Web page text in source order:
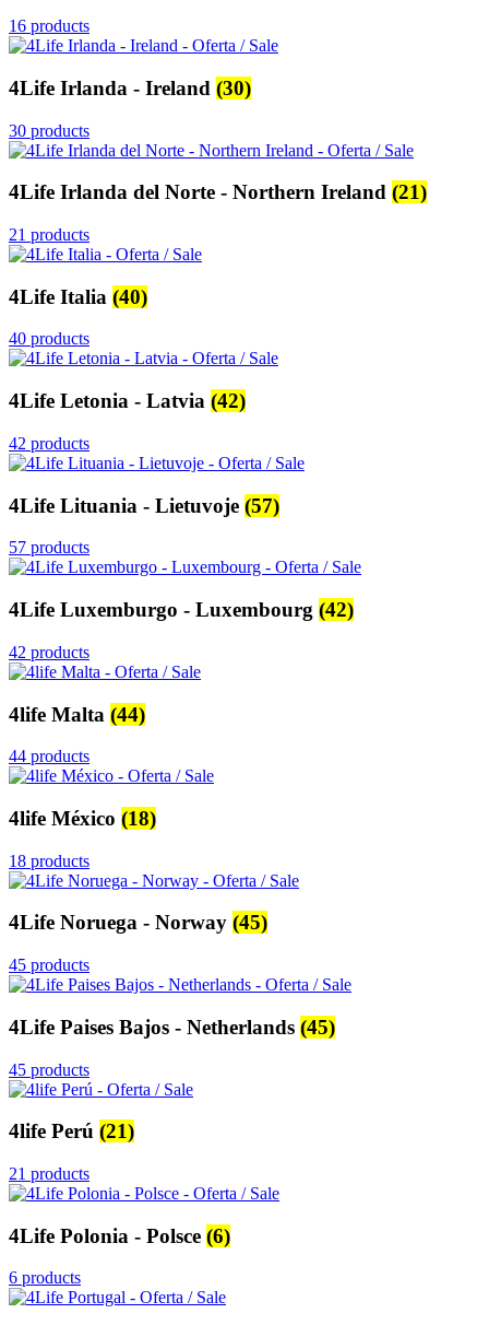
16 products
4Life Irlanda - Ireland (30)
30 products
4Life Irlanda del Norte - Northern Ireland (21)
21 products
4Life Italia (40)
40 products
4Life Letonia - Latvia (42)
42 products
4Life Lituania - Lietuvoje (57)
57 products
4Life Luxemburgo - Luxembourg (42)
42 products
4life Malta (44)
44 products
4life México (18)
18 products
4Life Noruega - Norway (45)
45 products
4Life Paises Bajos - Netherlands (45)
45 products
4life Perú (21)
21 products
4Life Polonia - Polsce (6)
6 products